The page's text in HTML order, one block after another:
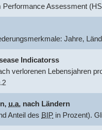
Assessment
Jahre,
Indicatorss
verlorenen Lebensjahren
u.a. nach Ländern
Anteil des BIP in Prozent).